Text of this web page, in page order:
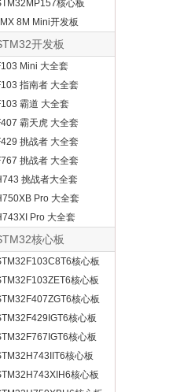
核心板
8M Mini开发板
开发板
Mini 大全套
指南者 大全套
霸道 大全套
霸天虎 大全套
挑战者 大全套
挑战者 大全套
挑战者大全套
Pro 大全套
Pro 大全套
核心板
核心板
核心板
核心板
核心板
核心板
核心板
核心板